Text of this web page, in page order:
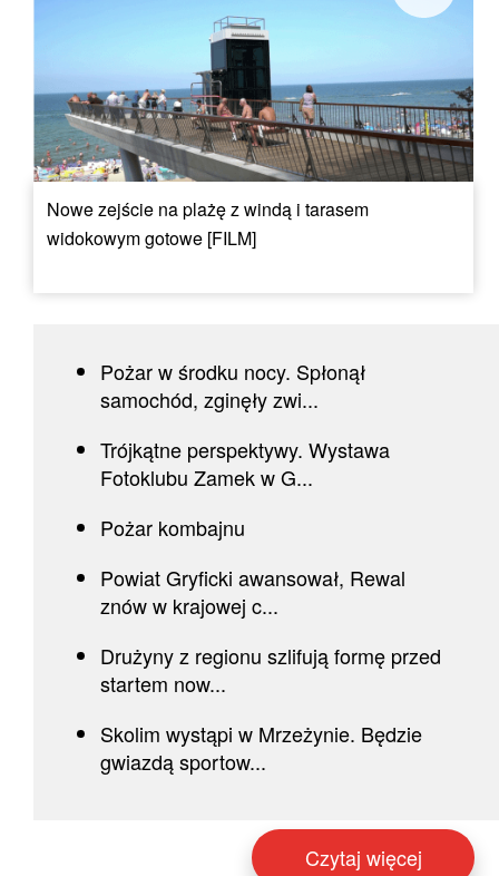
Nowe zejście na plażę z windą i tarasem
widokowym gotowe [FILM]
Pożar w środku nocy. Spłonął
samochód, zginęły zwi...
Trójkątne perspektywy. Wystawa
Fotoklubu Zamek w G...
Pożar kombajnu
Powiat Gryficki awansował, Rewal
znów w krajowej c...
Drużyny z regionu szlifują formę przed
startem now...
Skolim wystąpi w Mrzeżynie. Będzie
gwiazdą sportow...
Czytaj więcej